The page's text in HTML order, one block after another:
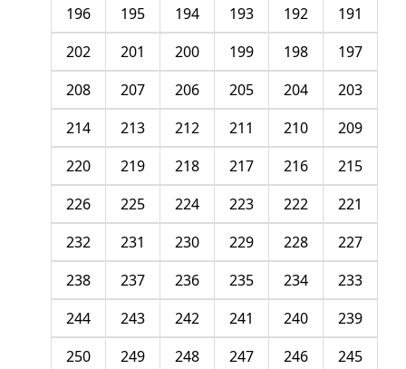
191
192
193
194
195
196
197
198
199
200
201
202
203
204
205
206
207
208
209
210
211
212
213
214
215
216
217
218
219
220
221
222
223
224
225
226
227
228
229
230
231
232
233
234
235
236
237
238
239
240
241
242
243
244
245
246
247
248
249
250